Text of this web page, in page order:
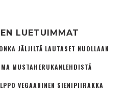
LUETUIMMAT
JÄLJILTÄ LAUTASET NUOLLAAN
MUSTAHERUKANLEHDISTÄ
VEGAANINEN SIENIPIIRAKKA